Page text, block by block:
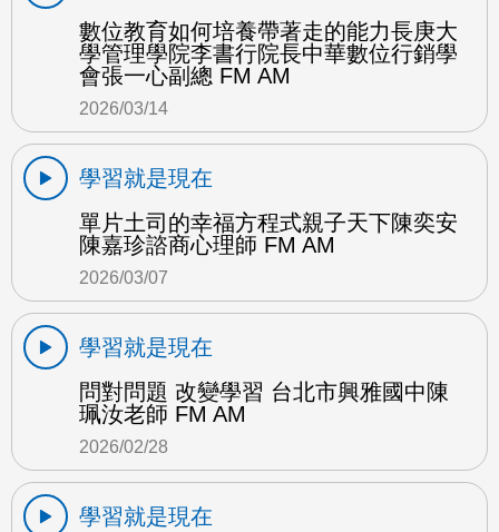
數位教育如何培養帶著走的能力長庚大
學管理學院李書行院長中華數位行銷學
會張一心副總 FM AM
2026/03/14
學習就是現在
單片土司的幸福方程式親子天下陳奕安
陳嘉珍諮商心理師 FM AM
2026/03/07
學習就是現在
問對問題 改變學習 台北市興雅國中陳
珮汝老師 FM AM
2026/02/28
學習就是現在